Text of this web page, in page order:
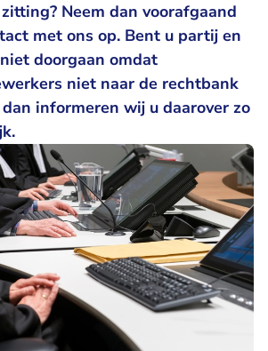
Neem dan voorafgaand
met ons op. Bent u partij en
doorgaan omdat
niet naar de rechtbank
informeren wij u daarover zo